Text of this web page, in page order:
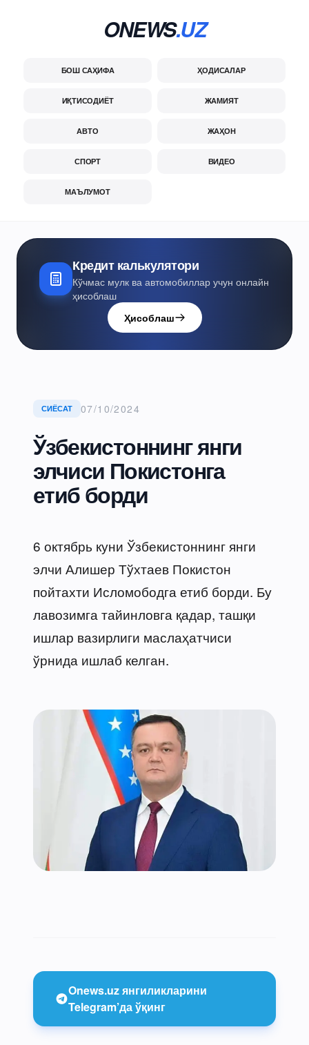
ONEWS.UZ
БОШ САҲИФА ҲОДИСАЛАР
ИҚТИСОДИЁТ ЖАМИЯТ
АВТО ЖАҲОН
СПОРТ ВИДЕО
МАЪЛУМОТ
Кредит калькулятори
Кўчмас мулк ва автомобиллар учун онлайн
ҳисоблаш
Ҳисоблаш
СИЁСАТ 07/10/2024
Ўзбекистоннинг янги
элчиси Покистонга
етиб борди
6 октябрь куни Ўзбекистоннинг янги
элчи Алишер Тўхтаев Покистон
пойтахти Исломободга етиб борди. Бу
лавозимга тайинловга қадар, ташқи
ишлар вазирлиги маслаҳатчиси
ўрнида ишлаб келган.
Onews.uz янгиликларини
Telegram’да ўқинг